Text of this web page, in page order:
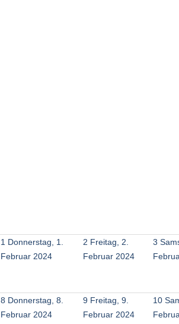
1 Donnerstag, 1.
Februar 2024
2 Freitag, 2.
Februar 2024
3
8 Donnerstag, 8.
Februar 2024
9 Freitag, 9.
Februar 2024
10